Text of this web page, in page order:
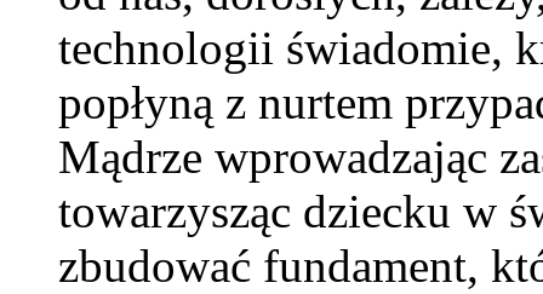
technologii świadomie,
popłyną z nurtem
Mądrze wprowadzając
towarzysząc dziecku w
zbudować fundament,